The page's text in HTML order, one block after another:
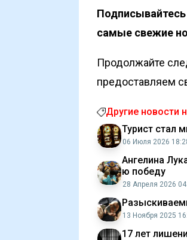
самые свежие
Продолжайте
предоставляем
Другие новости
Турист стал
06 Июля 2026
Ангелина
ю победу
28 Апреля 2026
13 Ноября 2025
17 лет